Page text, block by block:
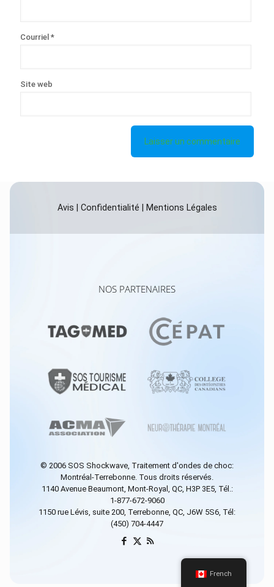
Courriel *
Site web
Avis Confidentialité Mentions Légales
NOS PARTENAIRES
© 2006 SOS Shockwave, Traitement d'ondes de choc:
Montréal-Terrebonne. Tous droits réservés.
1140 Avenue Beaumont, Mont-Royal, QC, H3P 3E5, Tél.:
1-877-672-9060
1150 rue Lévis, suite 200, Terrebonne, QC, J6W 5S6, Tél:
(450) 704-4447
French